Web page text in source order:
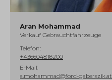
Aran Mohammad
Verkauf Gebrauchtfahrzeuge
Telefon:
+436604818200
E-Mail:
a.mohammad@ford-gaberszik.at